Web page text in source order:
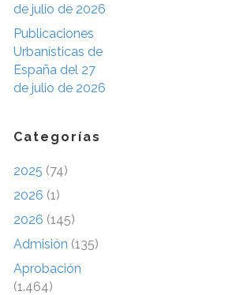
de julio de 2026
Publicaciones
Urbanísticas de
España del 27
de julio de 2026
Categorías
2025 (74)
2026 (1)
2026 (145)
Admisión (135)
Aprobación
(1.464)